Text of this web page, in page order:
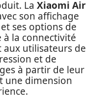
La Xiaomi Air
son affichage
ses options de
à la connectivité
aux utilisateurs de
et de
à partir de leur
une dimension